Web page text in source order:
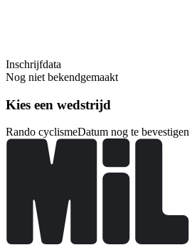
Inschrijfdata
Nog niet bekendgemaakt
Kies een wedstrijd
Rando cyclismeDatum nog te bevestigen